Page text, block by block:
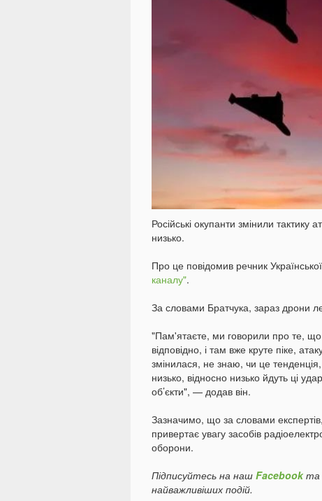
Російські окупанти змінили
низько.
Про це повідомив речник
каналу".
За словами Братчука, зараз дрони
"Пам'ятаєте, ми говорили про те, що
відповідно, і там вже круте піке,
змінилася, не знаю, чи це
низько, відносно низько йдуть ці
об’єкти", — додав він.
Зазначимо, що за словами
привертає увагу засобів
оборони.
Підписуйтесь на наш Facebookта
найважливіших подій.